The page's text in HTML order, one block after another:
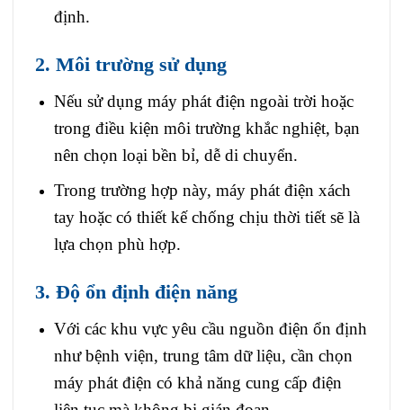
định.
2. Môi trường sử dụng
Nếu sử dụng máy phát điện ngoài trời hoặc
trong điều kiện môi trường khắc nghiệt, bạn
nên chọn loại bền bỉ, dễ di chuyển.
Trong trường hợp này, máy phát điện xách
tay hoặc có thiết kế chống chịu thời tiết sẽ là
lựa chọn phù hợp.
3. Độ ổn định điện năng
Với các khu vực yêu cầu nguồn điện ổn định
như bệnh viện, trung tâm dữ liệu, cần chọn
máy phát điện có khả năng cung cấp điện